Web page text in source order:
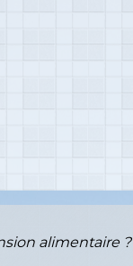
alimentaire ?